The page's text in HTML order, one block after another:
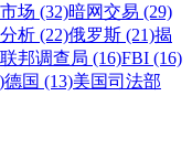
场 (32)暗网交易 (29)
析 (22)俄罗斯 (21)揭
联邦调查局 (16)FBI (16)
德国 (13)美国司法部